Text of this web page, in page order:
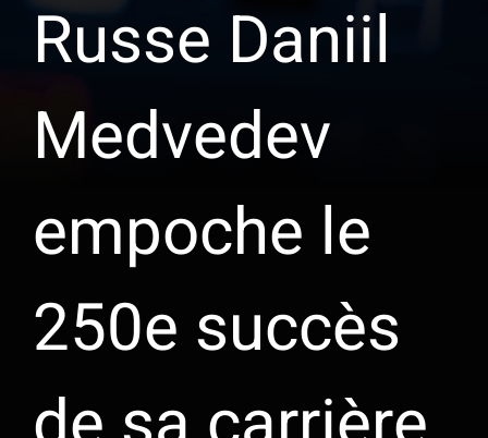
Russe Daniil
Medvedev
empoche le
250e succès